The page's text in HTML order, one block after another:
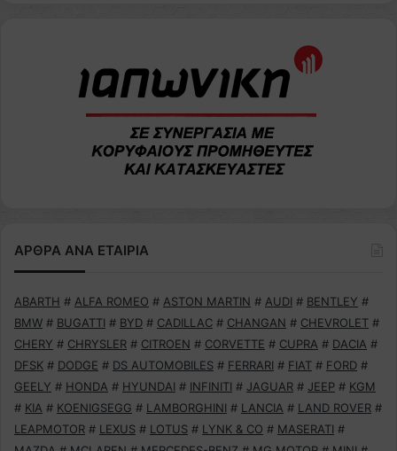
ΑΡΘΡΑ ΑΝΑ ΕΤΑΙΡΙΑ
ABARTH # ALFA ROMEO # ASTON MARTIN # AUDI # BENTLEY #
BMW # BUGATTI # BYD # CADILLAC # CHANGAN # CHEVROLET #
CHERY # CHRYSLER # CITROEN # CORVETTE # CUPRA # DACIA #
DFSK # DODGE # DS AUTOMOBILES # FERRARI # FIAT # FORD #
GEELY # HONDA # HYUNDAI # INFINITI # JAGUAR # JEEP # KGM
# KIA # KOENIGSEGG # LAMBORGHINI # LANCIA # LAND ROVER #
LEAPMOTOR # LEXUS # LOTUS # LYNK & CO # MASERATI #